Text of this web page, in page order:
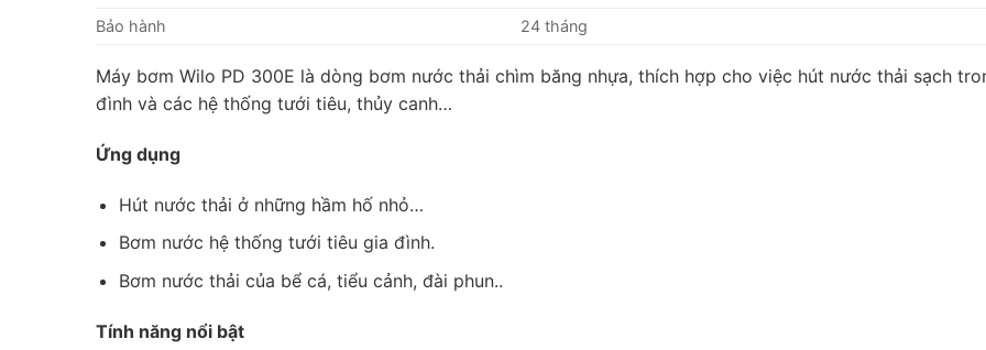
Bảo hành
24 tháng
Máy bơm Wilo PD 300E là dòng bơm nước thải chìm băng nhựa, thích hợp cho việc hút nước thải sạch
đình và các hệ thống tưới tiêu, thủy canh…
Ứng dụng
Hút nước thải ở những hầm hố nhỏ…
Bơm nước hệ thống tưới tiêu gia đình.
Bơm nước thải của bể cá, tiểu cảnh, đài phun..
Tính năng nổi bật